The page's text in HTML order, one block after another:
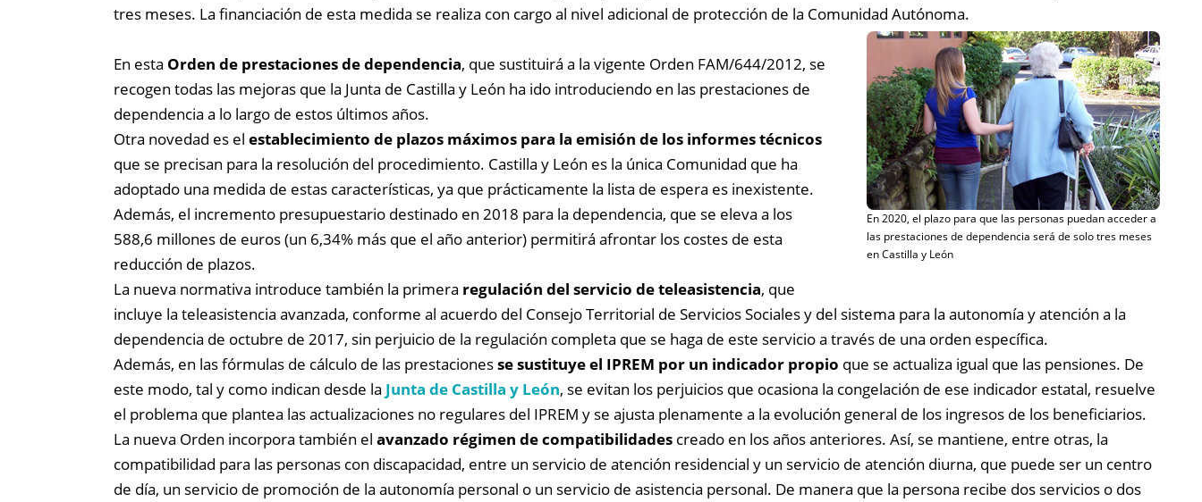
tres meses. La financiación de esta medida se realiza con cargo al nivel adicional de protección de la Comunidad Autónoma.
En 2020, el plazo para que las personas puedan acceder a
las prestaciones de dependencia será de solo tres meses
en Castilla y León
En esta Orden de prestaciones de dependencia, que sustituirá a la vigente Orden FAM/644/2012, se
recogen todas las mejoras que la Junta de Castilla y León ha ido introduciendo en las prestaciones de
dependencia a lo largo de estos últimos años.
Otra novedad es el establecimiento de plazos máximos para la emisión de los informes técnicos
que se precisan para la resolución del procedimiento. Castilla y León es la única Comunidad que ha
adoptado una medida de estas características, ya que prácticamente la lista de espera es inexistente.
Además, el incremento presupuestario destinado en 2018 para la dependencia, que se eleva a los
588,6 millones de euros (un 6,34% más que el año anterior) permitirá afrontar los costes de esta
reducción de plazos.
La nueva normativa introduce también la primera regulación del servicio de teleasistencia, que
incluye la teleasistencia avanzada, conforme al acuerdo del Consejo Territorial de Servicios Sociales y del sistema para la autonomía y atención a la
dependencia de octubre de 2017, sin perjuicio de la regulación completa que se haga de este servicio a través de una orden específica.
Además, en las fórmulas de cálculo de las prestacionesse sustituye el IPREM por un indicador propio que se actualiza igual que las pensiones. De
este modo, tal y como indican desde la Junta de Castilla y León, se evitan los perjuicios que ocasiona la congelación de ese indicador estatal, resuelve
el problema que plantea las actualizaciones no regulares del IPREM y se ajusta plenamente a la evolución general de los ingresos de los beneficiarios.
La nueva Orden incorpora también el avanzado régimen de compatibilidades creado en los años anteriores. Así, se mantiene, entre otras, la
compatibilidad para las personas con discapacidad, entre un servicio de atención residencial y un servicio de atención diurna, que puede ser un centro
de día, un servicio de promoción de la autonomía personal o un servicio de asistencia personal. De manera que la persona recibe dos servicios o dos